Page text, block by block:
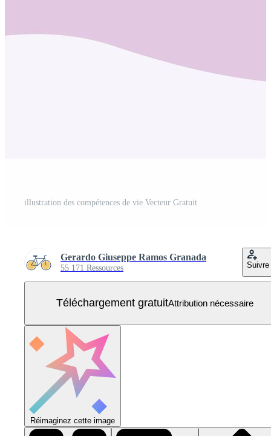
illustration des compétences de vie Vecteur Gratuit
Gerardo Giuseppe Ramos Granada
55 171 Ressources Suivre
Téléchargement gratuitAttribution nécessaire
Réimaginez cette image